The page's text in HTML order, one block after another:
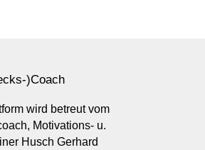
)Coach
wird betreut vom
Motivations- u.
Husch Gerhard